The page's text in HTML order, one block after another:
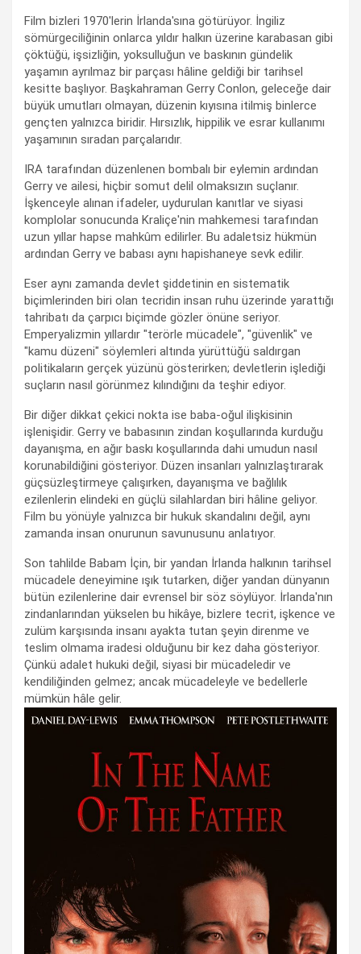
Film bizleri 1970'lerin İrlanda'sına götürüyor. İngiliz
sömürgeciliğinin onlarca yıldır halkın üzerine karabasan gibi
çöktüğü, işsizliğin, yoksulluğun ve baskının gündelik
yaşamın ayrılmaz bir parçası hâline geldiği bir tarihsel
kesitte başlıyor. Başkahraman Gerry Conlon, geleceğe dair
büyük umutları olmayan, düzenin kıyısına itilmiş binlerce
gençten yalnızca biridir. Hırsızlık, hippilik ve esrar kullanımı
yaşamının sıradan parçalarıdır.
IRA tarafından düzenlenen bombalı bir eylemin ardından
Gerry ve ailesi, hiçbir somut delil olmaksızın suçlanır.
İşkenceyle alınan ifadeler, uydurulan kanıtlar ve siyasi
komplolar sonucunda Kraliçe'nin mahkemesi tarafından
uzun yıllar hapse mahkûm edilirler. Bu adaletsiz hükmün
ardından Gerry ve babası aynı hapishaneye sevk edilir.
Eser aynı zamanda devlet şiddetinin en sistematik
biçimlerinden biri olan tecridin insan ruhu üzerinde yarattığı
tahribatı da çarpıcı biçimde gözler önüne seriyor.
Emperyalizmin yıllardır "terörle mücadele", "güvenlik" ve
"kamu düzeni" söylemleri altında yürüttüğü saldırgan
politikaların gerçek yüzünü gösterirken; devletlerin işlediği
suçların nasıl görünmez kılındığını da teşhir ediyor.
Bir diğer dikkat çekici nokta ise baba-oğul ilişkisinin
işlenişidir. Gerry ve babasının zindan koşullarında kurduğu
dayanışma, en ağır baskı koşullarında dahi umudun nasıl
korunabildiğini gösteriyor. Düzen insanları yalnızlaştırarak
güçsüzleştirmeye çalışırken, dayanışma ve bağlılık
ezilenlerin elindeki en güçlü silahlardan biri hâline geliyor.
Film bu yönüyle yalnızca bir hukuk skandalını değil, aynı
zamanda insan onurunun savunusunu anlatıyor.
Son tahlilde Babam İçin, bir yandan İrlanda halkının tarihsel
mücadele deneyimine ışık tutarken, diğer yandan dünyanın
bütün ezilenlerine dair evrensel bir söz söylüyor. İrlanda'nın
zindanlarından yükselen bu hikâye, bizlere tecrit, işkence ve
zulüm karşısında insanı ayakta tutan şeyin direnme ve
teslim olmama iradesi olduğunu bir kez daha gösteriyor.
Çünkü adalet hukuki değil, siyasi bir mücadeledir ve
kendiliğinden gelmez; ancak mücadeleyle ve bedellerle
mümkün hâle gelir.